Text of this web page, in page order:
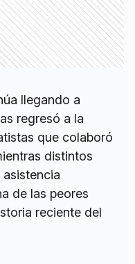
llegando a
regresó a la
que colaboró
distintos
de las peores
reciente del